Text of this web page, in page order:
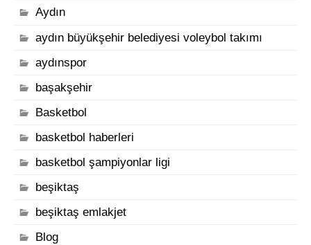
Aydın
aydın büyükşehir belediyesi voleybol takımı
aydınspor
başakşehir
Basketbol
basketbol haberleri
basketbol şampiyonlar ligi
beşiktaş
beşiktaş emlakjet
Blog